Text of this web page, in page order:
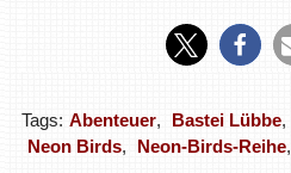
Tags: Abenteuer, Bastei Lübbe,
Neon Birds, Neon-Birds-Reihe,